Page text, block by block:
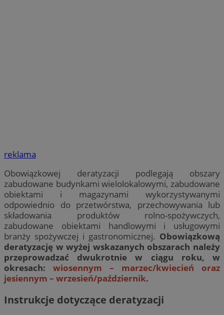
reklama
Obowiązkowej deratyzacji podlegają obszary
zabudowane budynkami wielolokalowymi, zabudowane
obiektami i magazynami wykorzystywanymi
odpowiednio do przetwórstwa, przechowywania lub
składowania produktów rolno-spożywczych,
zabudowane obiektami handlowymi i usługowymi
branży spożywczej i gastronomicznej. Obowiązkową
deratyzację w wyżej wskazanych obszarach należy
przeprowadzać dwukrotnie w ciągu roku, w
okresach: wiosennym – marzec/kwiecień oraz
jesiennym – wrzesień/październik.
Instrukcje dotyczące deratyzacji